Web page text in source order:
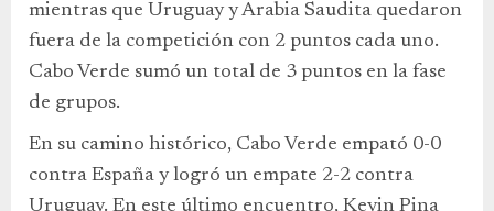
mientras que Uruguay y Arabia Saudita quedaron
fuera de la competición con 2 puntos cada uno.
Cabo Verde sumó un total de 3 puntos en la fase
de grupos.
En su camino histórico, Cabo Verde empató 0-0
contra España y logró un empate 2-2 contra
Uruguay. En este último encuentro, Kevin Pina